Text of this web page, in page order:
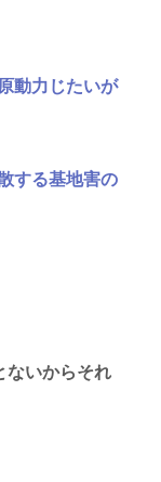
動力じたいが
する基地害の
ないからそれ